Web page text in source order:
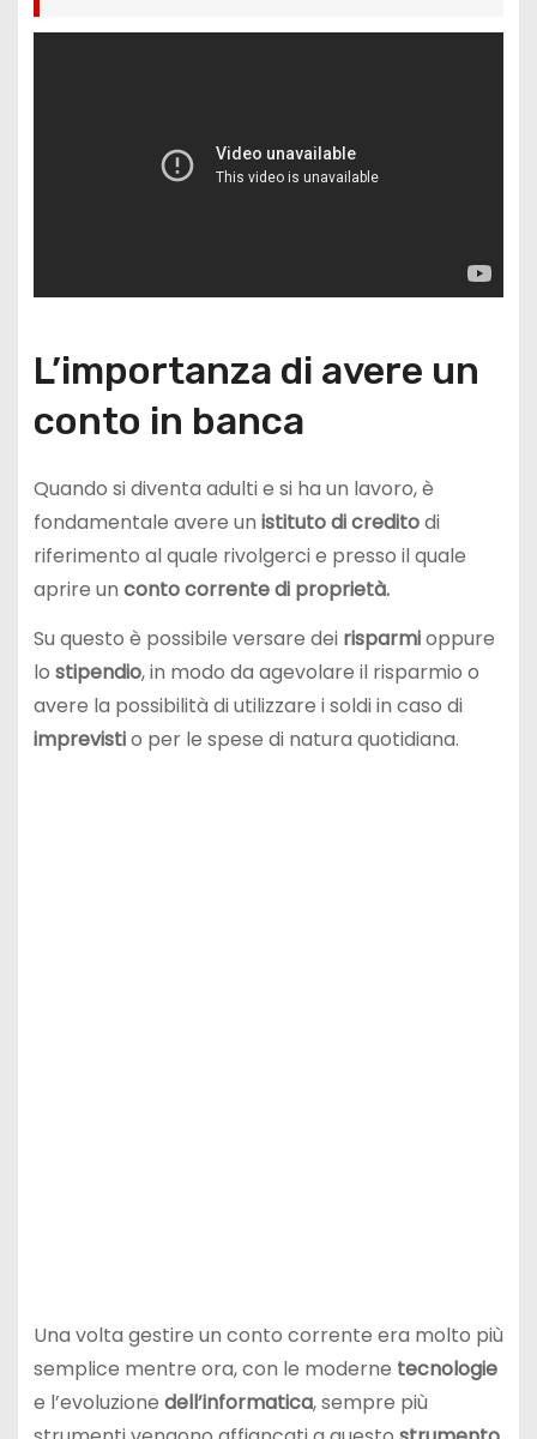
L’importanza di avere un
conto in banca
Quando si diventa adulti e si ha un lavoro, è
fondamentale avere un istituto di creditodi
riferimento al quale rivolgerci e presso il quale
aprire un conto corrente di proprietà.
Su questo è possibile versare dei risparmioppure
lo stipendio, in modo da agevolare il risparmio o
avere la possibilità di utilizzare i soldi in caso di
imprevistio per le spese di natura quotidiana.
Una volta gestire un conto corrente era molto più
semplice mentre ora, con le moderne tecnologie
e l’evoluzione dell’informatica, sempre più